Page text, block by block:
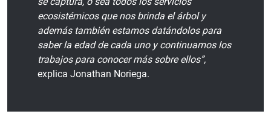
ecosistémicos que nos brinda el árbol y
además también estamos datándolos para
saber la edad de cada uno y continuamos los
trabajos para conocer más sobre ellos”,
explica Jonathan Noriega.